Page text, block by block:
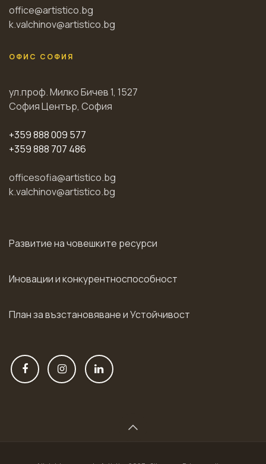
office@artistico.bg
k.valchinov@artistico.bg
ОФИС СОФИЯ
ул.проф. Милко Бичев 1, 1527
София Център, София
+359 888 009 577
+359 888 707 486
officesofia@artistico.bg
k.valchinov@artistico.bg
Развитие на човешките ресурси
Иновации и конкурентноспособност
План за възстановяване и Устойчивост